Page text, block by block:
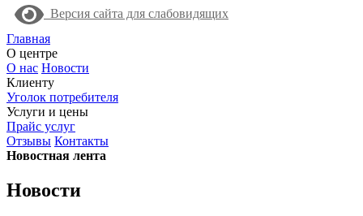
Версия сайта для слабовидящих
Главная
О центре
О нас Новости
Клиенту
Уголок потребителя
Услуги и цены
Прайс услуг
Отзывы Контакты
Новостная лента
Новости